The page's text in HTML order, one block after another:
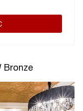
Bronze